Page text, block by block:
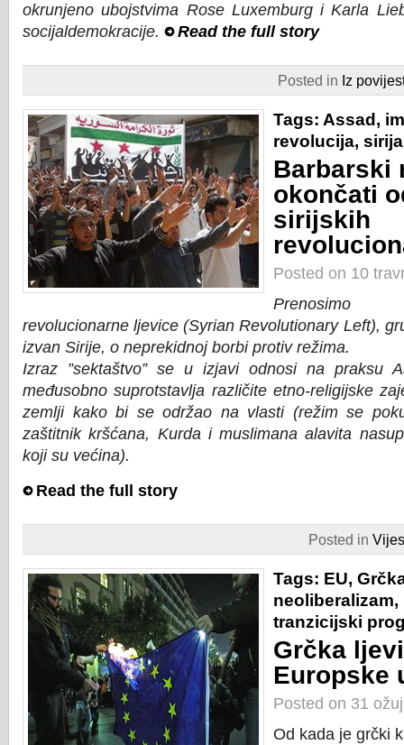
okrunjeno ubojstvima Rose Luxemburg i Karla
socijaldemokracije.
Read the full story
Posted in Iz
Tags: Assad ,
revolucija, sirija
Barbarski
okončati
sirijskih
Posted on 10
Prenosimo
revolucionarne ljevice (Syrian Revolutionary Left),
izvan Sirije, o neprekidnoj borbi protiv režima.
Izraz ”sektaštvo” se u izjavi odnosi na praksu
međusobno suprotstavlja različite etno-religijske
zemlji kako bi se održao na vlasti (režim se
zaštitnik kršćana, Kurda i muslimana alavita
koji su većina).
Read the full story
Posted in
Tags: EU,
neoliberalizam,
tranzicijski
Grčka
Europske
Posted on 31
Od kada je grčki